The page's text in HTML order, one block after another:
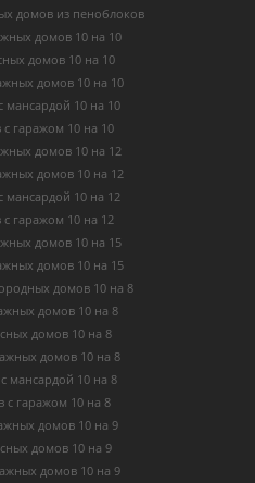
домов из пеноблоков
домов 10 на 10
домов 10 на 10
домов 10 на 10
мансардой 10 на 10
гаражом 10 на 10
домов 10 на 12
домов 10 на 12
мансардой 10 на 12
гаражом 10 на 12
домов 10 на 15
домов 10 на 15
домов 10 на 8
домов 10 на 8
домов 10 на 8
домов 10 на 8
мансардой 10 на 8
с гаражом 10 на 8
домов 10 на 9
домов 10 на 9
домов 10 на 9